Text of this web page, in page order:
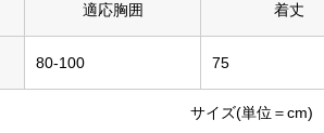
ファッション
適応胸囲 着丈
80-100 75
サイズ(単位＝cm)